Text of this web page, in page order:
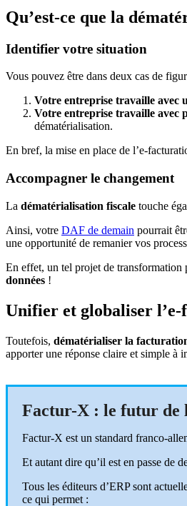
Qu’est-ce que la
Identifier votre situation
Vous pouvez être dans deux cas de
Votre entreprise travaille avec
Votre entreprise travaille avec
dématérialisation.
En bref, la mise en place de l’e-
Accompagner le changement
La dématérialisation fiscale touche
Ainsi, votre DAF de demain pourrait
une opportunité de remanier vos
En effet, un tel projet de transformation
données !
Unifier et globaliser
Toutefois, dématérialiser la
apporter une réponse claire et simple à
Factur-X : le futur de
Factur-X est un standard franco-
Et autant dire qu’il est en passe de
Tous les éditeurs d’ERP sont
ce qui permet :